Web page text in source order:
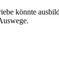
könnte